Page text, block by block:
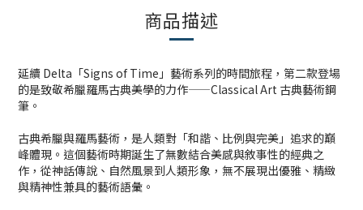
商品描述
延續 Delta「Signs of Time」藝術系列的時間旅程，第二款登場
的是致敬希臘羅馬古典美學的力作——Classical Art 古典藝術鋼
筆。
古典希臘與羅馬藝術，是人類對「和諧、比例與完美」追求的巔
峰體現。這個藝術時期誕生了無數結合美感與敘事性的經典之
作，從神話傳說、自然風景到人類形象，無不展現出優雅、精緻
與精神性兼具的藝術語彙。